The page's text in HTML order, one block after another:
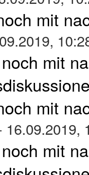
mit
mit
mit
16.09.2019,
mit